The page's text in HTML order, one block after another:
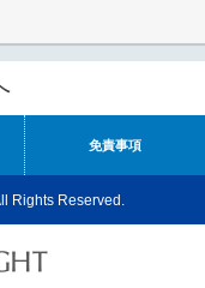
免責事項
Rights Reserved.